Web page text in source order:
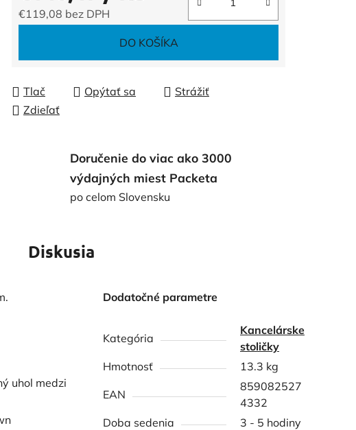
€119,08 bez DPH
DO KOŠÍKA
Tlač Opýtať sa
Strážiť
Zdieľať
Doručenie do viac ako 3000
výdajných miest Packeta
po celom Slovensku
Diskusia
uhol medzi
Dodatočné parametre
Kategória
Kancelárske
stoličky
Hmotnosť
13.3 kg
EAN
859082527
4332
Doba sedenia
3 - 5 hodiny